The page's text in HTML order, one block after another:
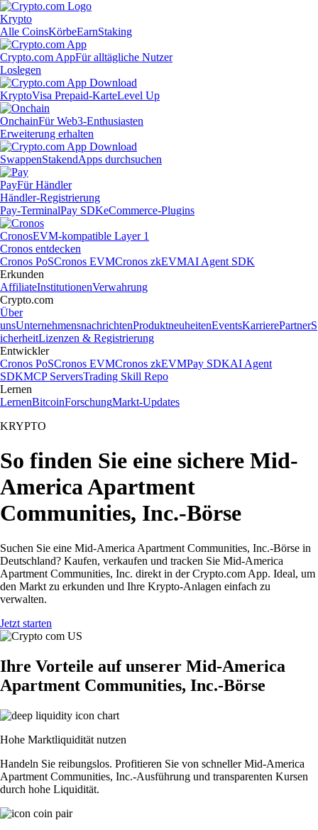
Krypto
Alle CoinsKörbeEarnStaking
Crypto.com AppFür alltägliche Nutzer
Loslegen
KryptoVisa Prepaid-KarteLevel Up
OnchainFür Web3-Enthusiasten
Erweiterung erhalten
SwappenStakendApps durchsuchen
PayFür Händler
Händler-Registrierung
Pay-TerminalPay SDKeCommerce-Plugins
CronosEVM-kompatible Layer 1
Cronos entdecken
Cronos PoSCronos EVMCronos zkEVMAI Agent SDK
Erkunden
AffiliateInstitutionenVerwahrung
Crypto.com
Über
unsUnternehmensnachrichtenProduktneuheitenEventsKarrierePartnerS
icherheitLizenzen & Registrierung
Entwickler
Cronos PoSCronos EVMCronos zkEVMPay SDKAI Agent
SDKMCP ServersTrading Skill Repo
Lernen
LernenBitcoinForschungMarkt-Updates
KRYPTO
So finden Sie eine sichere Mid-
America Apartment
Communities, Inc.-Börse
Suchen Sie eine Mid-America Apartment Communities, Inc.-Börse in
Deutschland? Kaufen, verkaufen und tracken Sie Mid-America
Apartment Communities, Inc. direkt in der Crypto.com App. Ideal, um
den Markt zu erkunden und Ihre Krypto-Anlagen einfach zu
verwalten.
Jetzt starten
Ihre Vorteile auf unserer Mid-America
Apartment Communities, Inc.-Börse
Hohe Marktliquidität nutzen
Handeln Sie reibungslos. Profitieren Sie von schneller Mid-America
Apartment Communities, Inc.-Ausführung und transparenten Kursen
durch hohe Liquidität.